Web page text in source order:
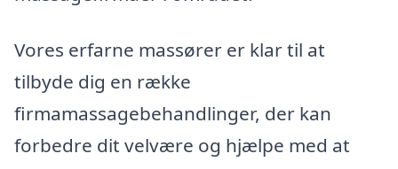
Vores erfarne massører er klar til at
tilbyde dig en række
firmamassagebehandlinger, der kan
forbedre dit velvære og hjælpe med at